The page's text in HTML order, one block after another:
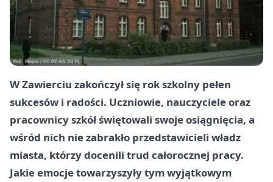
W Zawierciu zakończył się rok szkolny pełen
sukcesów i radości. Uczniowie, nauczyciele oraz
pracownicy szkół świętowali swoje osiągnięcia, a
wśród nich nie zabrakło przedstawicieli władz
miasta, którzy docenili trud całorocznej pracy.
Jakie emocje towarzyszyły tym wyjątkowym